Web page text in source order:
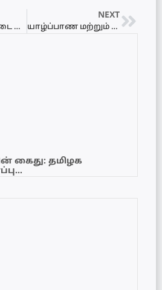
அம்பலாங்கொடை நகர சபை அருகில் துப்பாக்கிச் சூடு
NEXT
யாழ்ப்பாண மற்றும் சாவகச்சேரி பிரதேச செயலகமும் இணைந்து நடாத்தும் நடமாடும் சேவை
கைது: தமிழக